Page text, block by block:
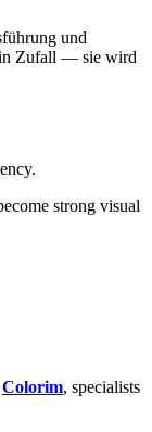
und
Zufall — sie wird
strong visual
Colorim, specialists